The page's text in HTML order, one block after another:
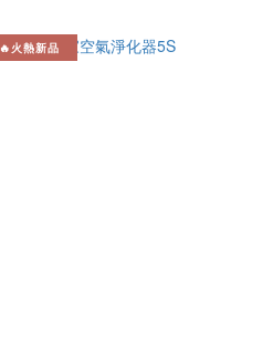
🔥火熱新品